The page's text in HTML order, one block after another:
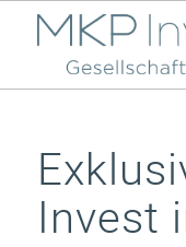
Invest